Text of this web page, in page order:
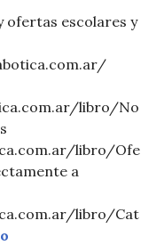
ofertas escolares y
libro/No
libro/Ofe
a
libro/Cat